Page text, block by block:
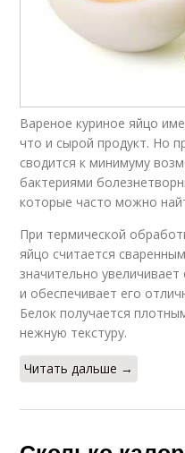
Яйца по маркировке
Белка в яйце
Яйца для организма
Вареное куриное яйцо
что и сырой продукт. Но
сводится к минимуму
бактериями
которые часто можно
При термической
яйцо считается
значительно увеличивает
и обеспечивает его
Белок получается
нежную текстуру.
Читать дальше →